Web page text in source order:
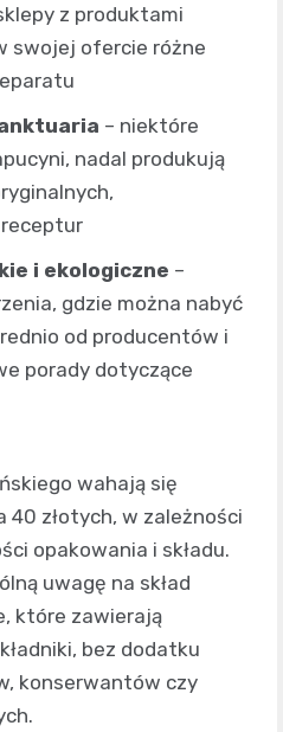
z produktami
swojej ofercie różne
– niektóre
nadal produkują
i ekologiczne –
gdzie można nabyć
od producentów i
porady dotyczące
wahają się
40 złotych, w zależności
opakowania i składu.
uwagę na skład
które zawierają
bez dodatku
konserwantów czy